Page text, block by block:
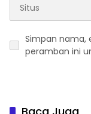
Simpan nama,
peramban ini